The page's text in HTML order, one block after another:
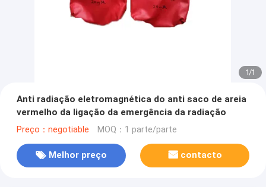
1/1
Anti radiação eletromagnética do anti saco de areia
vermelho da ligação da emergência da radiação
Preço：negotiable MOQ：1 parte/parte
Melhor preço contacto